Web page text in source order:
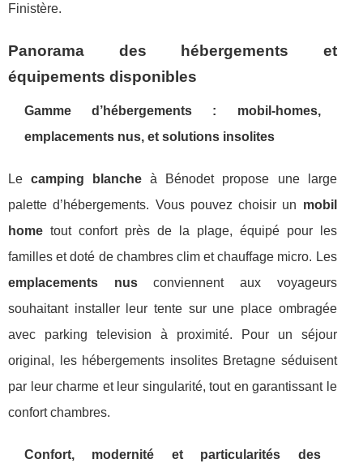
Finistère.
Panorama des hébergements et
équipements disponibles
Gamme d’hébergements : mobil-homes,
emplacements nus, et solutions insolites
Lecamping blanche à Bénodet propose une large
palette d’hébergements. Vous pouvez choisir un mobil
home tout confort près de la plage, équipé pour les
familles et doté de chambres clim et chauffage micro. Les
emplacements nusconviennent aux voyageurs
souhaitant installer leur tente sur une place ombragée
avec parking television à proximité. Pour un séjour
original, les hébergements insolites Bretagne séduisent
par leur charme et leur singularité, tout en garantissant le
confort chambres.
Confort, modernité et particularités des